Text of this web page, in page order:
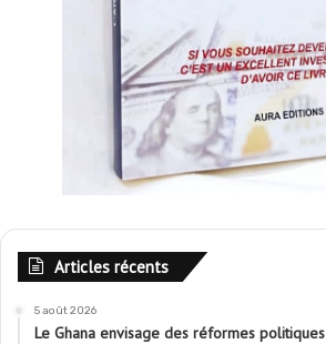
Articles récents
5 août 2026
Le Ghana envisage des réformes politiques